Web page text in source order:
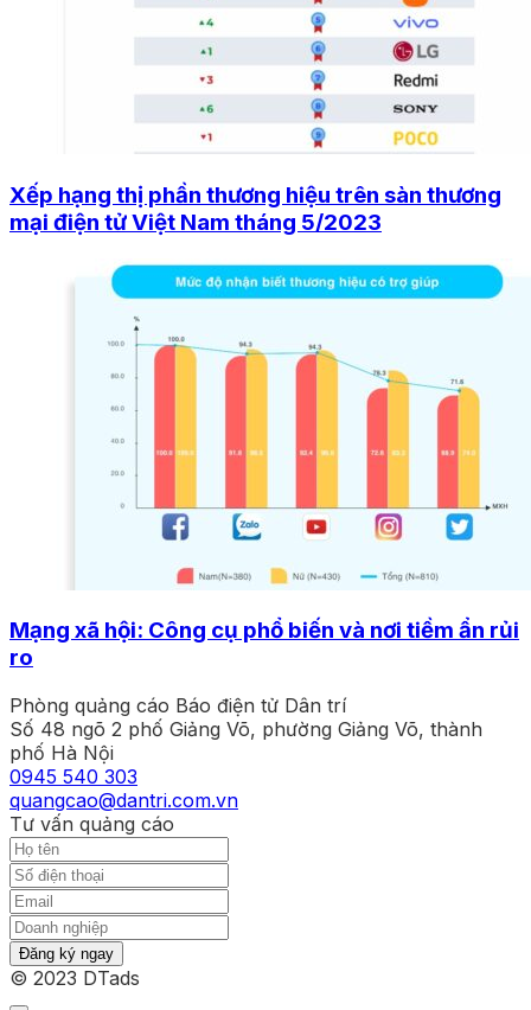
Xếp hạng thị phần thương hiệu trên sàn thương
mại điện tử Việt Nam tháng 5/2023
Mạng xã hội: Công cụ phổ biến và nơi tiềm ẩn rủi
ro
Phòng quảng cáo Báo điện tử Dân trí
Số 48 ngõ 2 phố Giảng Võ, phường Giảng Võ, thành
phố Hà Nội
0945 540 303
quangcao@dantri.com.vn
Tư vấn quảng cáo
Đăng ký ngay
© 2023 DTads